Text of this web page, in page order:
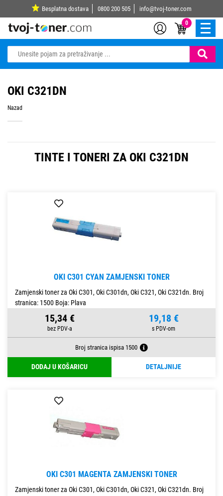
Besplatna dostava 0800 200 505 info@tvoj-toner.com
0
OKI C321DN
Nazad
TINTE I TONERI ZA OKI C321DN
OKI C301 CYAN ZAMJENSKI TONER
Zamjenski toner za Oki C301, Oki C301dn, Oki C321, Oki C321dn. Broj
stranica: 1500 Boja: Plava
15,34 € 19,18 €
Broj stranica ispisa 1500
DODAJ U KOŠARICU DETALJNIJE
OKI C301 MAGENTA ZAMJENSKI TONER
Zamjenski toner za Oki C301, Oki C301dn, Oki C321, Oki C321dn. Broj